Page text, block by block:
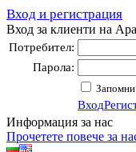
Вход и регистрация
Вход за клиенти на
Потребител:
Парола:
Вход
Информация за нас
Прочетете повече за